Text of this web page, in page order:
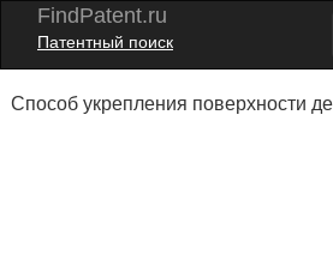
FindPatent.ru
Патентный поиск
Способ укрепления поверхности